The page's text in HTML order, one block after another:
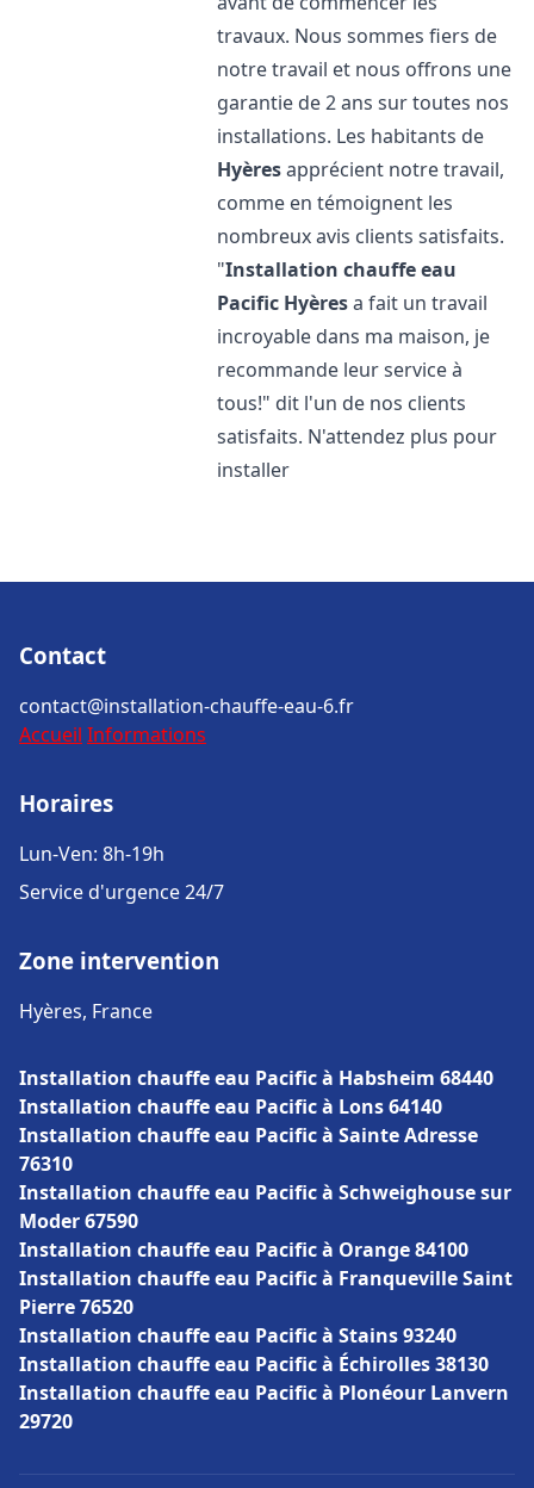
travaux. Nous sommes fiers de
notre travail et nous offrons une
garantie de 2 ans sur toutes nos
installations. Les habitants de
Hyèresapprécient notre travail,
comme en témoignent les
nombreux avis clients satisfaits.
"Installation chauffe eau
Pacific Hyèresa fait un travail
incroyable dans ma maison, je
recommande leur service à
tous!" dit l'un de nos clients
satisfaits. N'attendez plus pour
installer
Contact
contact@installation-chauffe-eau-6.fr
Accueil Informations
Horaires
Lun-Ven: 8h-19h
Service d'urgence 24/7
Zone intervention
Hyères, France
Installation chauffe eau Pacific à Habsheim 68440
Installation chauffe eau Pacific à Lons 64140
Installation chauffe eau Pacific à Sainte Adresse
76310
Installation chauffe eau Pacific à Schweighouse sur
Moder 67590
Installation chauffe eau Pacific à Orange 84100
Installation chauffe eau Pacific à Franqueville Saint
Pierre 76520
Installation chauffe eau Pacific à Stains 93240
Installation chauffe eau Pacific à Échirolles 38130
Installation chauffe eau Pacific à Plonéour Lanvern
29720